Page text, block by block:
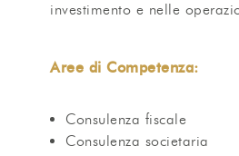
investimento e nelle
Aree di Competenza:
Consulenza fiscale
Consulenza societaria